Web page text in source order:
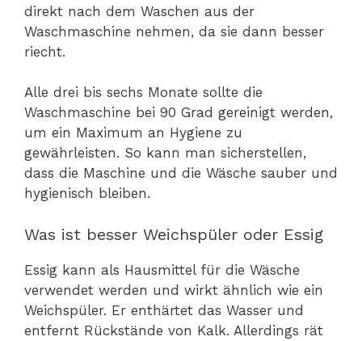
direkt nach dem Waschen aus der
Waschmaschine nehmen, da sie dann besser
riecht.
Alle drei bis sechs Monate sollte die
Waschmaschine bei 90 Grad gereinigt werden,
um ein Maximum an Hygiene zu
gewährleisten. So kann man sicherstellen,
dass die Maschine und die Wäsche sauber und
hygienisch bleiben.
Was ist besser Weichspüler oder Essig
Essig kann als Hausmittel für die Wäsche
verwendet werden und wirkt ähnlich wie ein
Weichspüler. Er enthärtet das Wasser und
entfernt Rückstände von Kalk. Allerdings rät